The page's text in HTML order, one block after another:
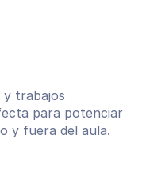
y trabajos
para potenciar
y fuera del aula.